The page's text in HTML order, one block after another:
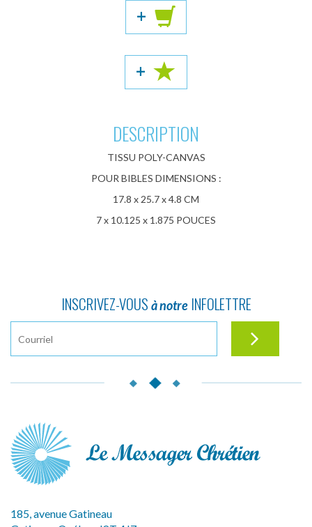
+
+
DESCRIPTION
TISSU POLY-CANVAS
POUR BIBLES DIMENSIONS :
17.8 x 25.7 x 4.8 CM
7 x 10.125 x 1.875 POUCES
INSCRIVEZ-VOUS à notreINFOLETTRE
185, avenue Gatineau